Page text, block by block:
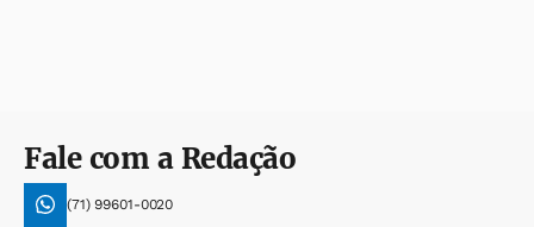
Fale com a Redação
(71) 99601-0020